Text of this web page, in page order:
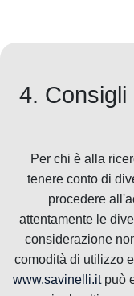
4.
Per chi è alla
tenere conto di
procedere
attentamente le
considerazione
comodità di utilizzo
www.savinelli.itpuò